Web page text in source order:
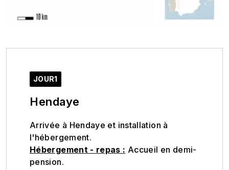
JOUR1
Hendaye
Arrivée à Hendaye et installation à
l'hébergement.
Hébergement - repas : Accueil en demi-
pension.